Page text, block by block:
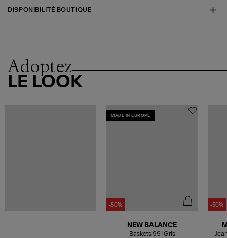
DISPONIBILITÉ BOUTIQUE
Adoptez
LE LOOK
MADE IN EUROPE
-50%
NEW BALANCE
Baskets 991 Gris
-50%